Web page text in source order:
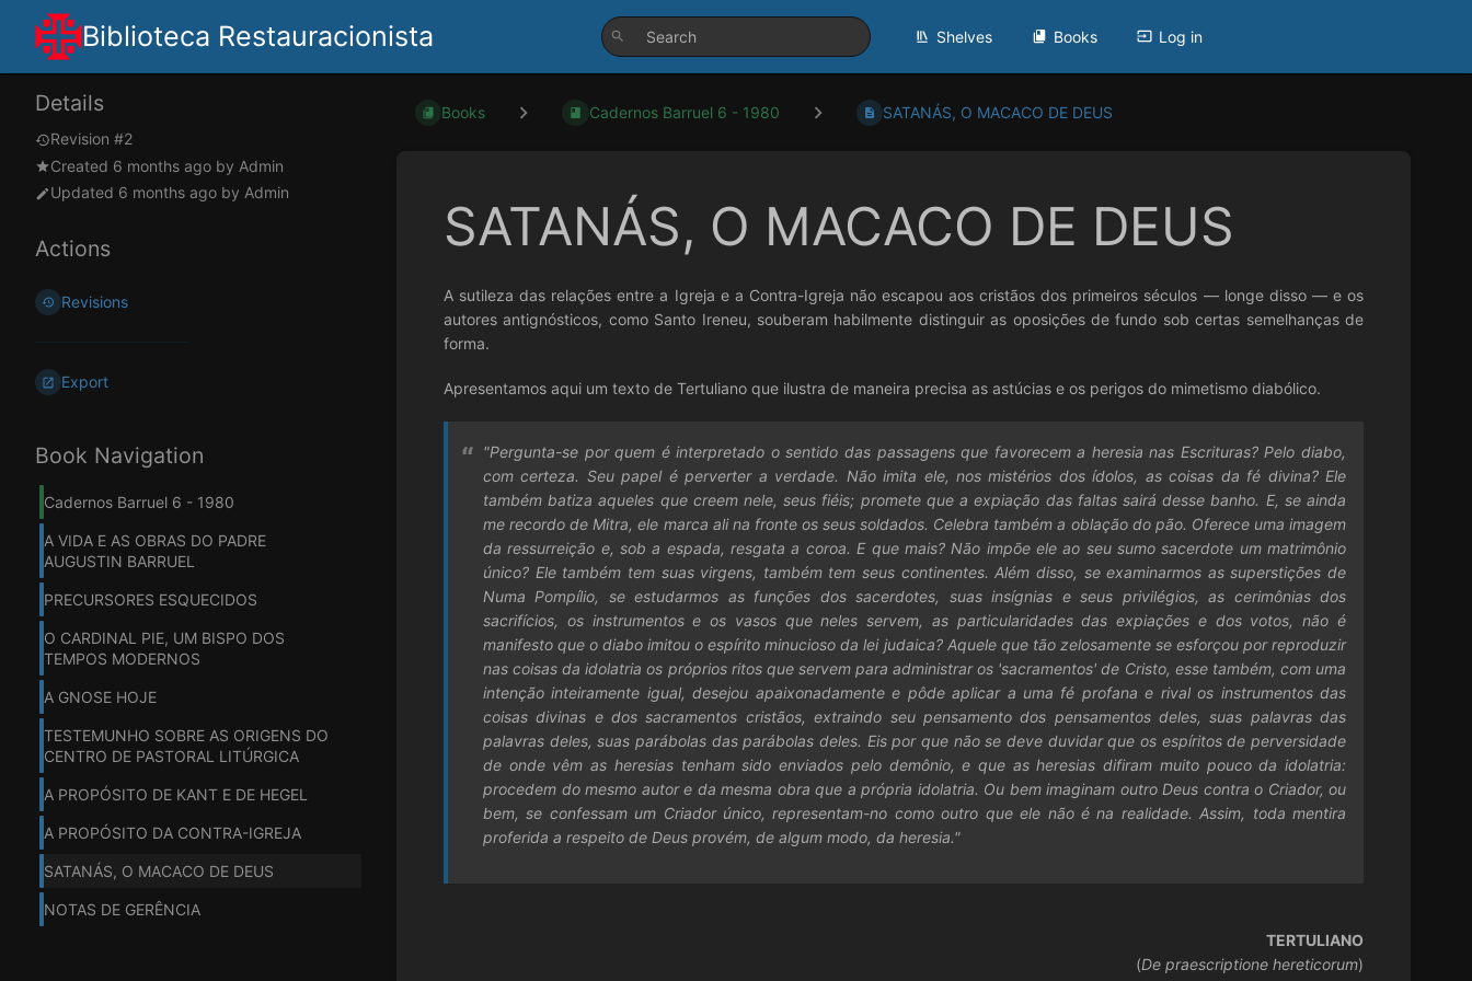
Biblioteca Restauracionista Shelves Books Log in
Details
Revision #2
Created 6 months ago by Admin
Updated 6 months ago by Admin
Actions
Revisions
Export
Book Navigation
Cadernos Barruel 6 - 1980
A VIDA E AS OBRAS DO PADRE
AUGUSTIN BARRUEL
PRECURSORES ESQUECIDOS
O CARDINAL PIE, UM BISPO DOS
TEMPOS MODERNOS
A GNOSE HOJE
TESTEMUNHO SOBRE AS ORIGENS DO
CENTRO DE PASTORAL LITÚRGICA
A PROPÓSITO DE KANT E DE HEGEL
A PROPÓSITO DA CONTRA-IGREJA
SATANÁS, O MACACO DE DEUS
NOTAS DE GERÊNCIA
Books Cadernos Barruel 6 - 1980 SATANÁS, O MACACO DE DEUS
SATANÁS, O MACACO DE DEUS
A sutileza das relações entre a Igreja e a Contra-Igreja não escapou aos cristãos dos primeiros séculos — longe disso — e os
autores antignósticos, como Santo Ireneu, souberam habilmente distinguir as oposições de fundo sob certas semelhanças de
forma.
Apresentamos aqui um texto de Tertuliano que ilustra de maneira precisa as astúcias e os perigos do mimetismo diabólico.
"Pergunta-se por quem é interpretado o sentido das passagens que favorecem a heresia nas Escrituras? Pelo diabo,
com certeza. Seu papel é perverter a verdade. Não imita ele, nos mistérios dos ídolos, as coisas da fé divina? Ele
também batiza aqueles que creem nele, seus fiéis; promete que a expiação das faltas sairá desse banho. E, se ainda
me recordo de Mitra, ele marca ali na fronte os seus soldados. Celebra também a oblação do pão. Oferece uma imagem
da ressurreição e, sob a espada, resgata a coroa. E que mais? Não impõe ele ao seu sumo sacerdote um matrimônio
único? Ele também tem suas virgens, também tem seus continentes. Além disso, se examinarmos as superstições de
Numa Pompílio, se estudarmos as funções dos sacerdotes, suas insígnias e seus privilégios, as cerimônias dos
sacrifícios, os instrumentos e os vasos que neles servem, as particularidades das expiações e dos votos, não é
manifesto que o diabo imitou o espírito minucioso da lei judaica? Aquele que tão zelosamente se esforçou por reproduzir
nas coisas da idolatria os próprios ritos que servem para administrar os 'sacramentos' de Cristo, esse também, com uma
intenção inteiramente igual, desejou apaixonadamente e pôde aplicar a uma fé profana e rival os instrumentos das
coisas divinas e dos sacramentos cristãos, extraindo seu pensamento dos pensamentos deles, suas palavras das
palavras deles, suas parábolas das parábolas deles. Eis por que não se deve duvidar que os espíritos de perversidade
de onde vêm as heresias tenham sido enviados pelo demônio, e que as heresias difiram muito pouco da idolatria:
procedem do mesmo autor e da mesma obra que a própria idolatria. Ou bem imaginam outro Deus contra o Criador, ou
bem, se confessam um Criador único, representam-no como outro que ele não é na realidade. Assim, toda mentira
proferida a respeito de Deus provém, de algum modo, da heresia."
TERTULIANO
(De praescriptione hereticorum)